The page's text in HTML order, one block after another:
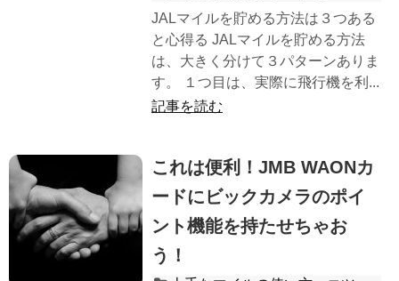
JALマイルを貯める方法は３つある
と心得る JALマイルを貯める方法
は、大きく分けて３パターンありま
す。 １つ目は、実際に飛行機を利...
記事を読む
これは便利！JMB WAONカ
ードにビックカメラのポイ
ント機能を持たせちゃお
う！